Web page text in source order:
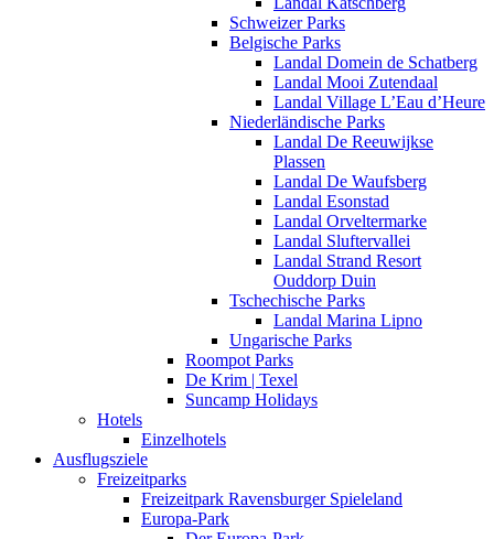
Schweizer Parks
Belgische Parks
Landal Domein de Schatberg
Landal Mooi Zutendaal
Landal Village L’Eau d’Heure
Niederländische Parks
Landal De Reeuwijkse
Plassen
Landal De Waufsberg
Landal Esonstad
Landal Orveltermarke
Landal Sluftervallei
Landal Strand Resort
Ouddorp Duin
Tschechische Parks
Landal Marina Lipno
Ungarische Parks
Roompot Parks
De Krim | Texel
Suncamp Holidays
Hotels
Einzelhotels
Ausflugsziele
Freizeitparks
Freizeitpark Ravensburger Spieleland
Europa-Park